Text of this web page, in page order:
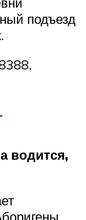
подъезд
водится,